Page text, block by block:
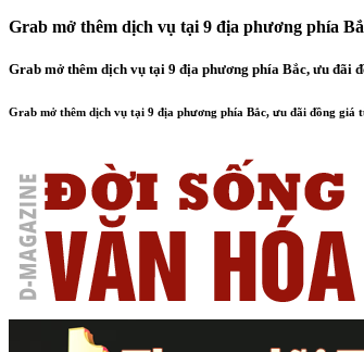
Grab mở thêm dịch vụ tại 9 địa phương phía
Grab mở thêm dịch vụ tại 9 địa phương phía Bắc, ưu đãi
Grab mở thêm dịch vụ tại 9 địa phương phía Bắc, ưu đãi đồng giá